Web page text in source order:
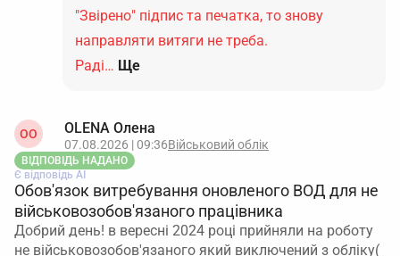
"Звірено" підпис та печатка, то знову
направляти витяги не треба.
Раді… Ще
ОO OLENA Олена
07.08.2026 | 09:36Військовий облік
ВІДПОВІДЬ НАДАНО
Є відповідь АІ
Обов'язок витребування оновленого ВОД для не
військовозобов'язаного працівника
Добрий день! в вересні 2024 році прийняли на роботу
не військовозобов'язаного який виключений з обліку(